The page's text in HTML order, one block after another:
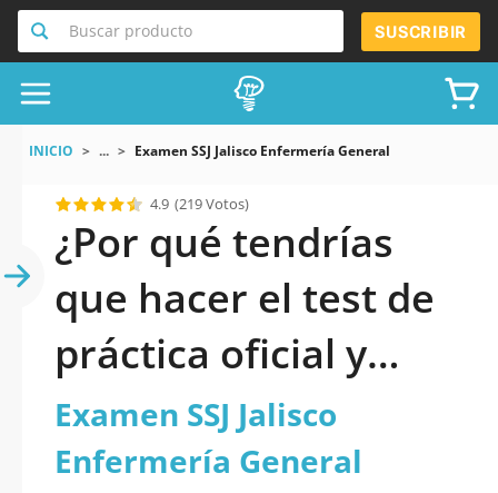
Buscar producto SUSCRIBIR
INICIO ... Examen SSJ Jalisco Enfermería General
4.9 (219 Votos)
¿Por qué tendrías
que hacer el test de
práctica oficial y
actualizado de
Examen SSJ Jalisco
Examen SSJ Jalisco
Enfermería General